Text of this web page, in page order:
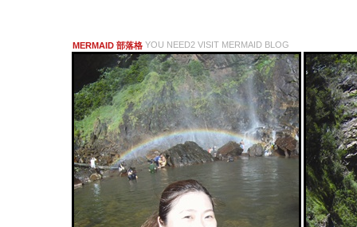
MERMAID 部落格 YOU NEED2 VISIT MERMAID BLOG